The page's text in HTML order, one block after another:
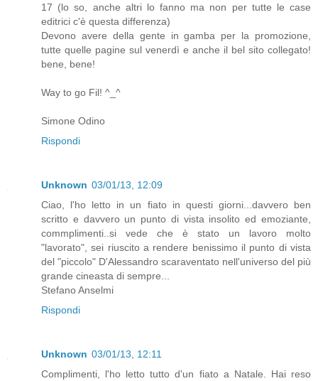
17 (lo so, anche altri lo fanno ma non per tutte le case
editrici c'è questa differenza)
Devono avere della gente in gamba per la promozione,
tutte quelle pagine sul venerdì e anche il bel sito collegato!
bene, bene!
Way to go Fil! ^_^
Simone Odino
Rispondi
Unknown 03/01/13, 12:09
Ciao, l'ho letto in un fiato in questi giorni...davvero ben
scritto e davvero un punto di vista insolito ed emoziante,
commplimenti..si vede che è stato un lavoro molto
"lavorato", sei riuscito a rendere benissimo il punto di vista
del "piccolo" D'Alessandro scaraventato nell'universo del più
grande cineasta di sempre...
Stefano Anselmi
Rispondi
Unknown 03/01/13, 12:11
Complimenti, l'ho letto tutto d'un fiato a Natale. Hai reso